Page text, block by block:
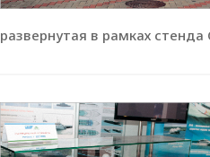
развернутая в рамках